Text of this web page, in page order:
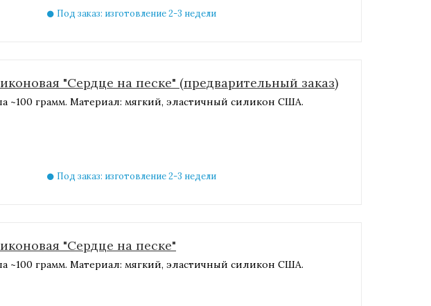
Под заказ: изготовление 2-3 недели
"Сердце на песке" (предварительный заказ)
~100 грамм. Материал: мягкий, эластичный силикон США.
Под заказ: изготовление 2-3 недели
"Сердце на песке"
~100 грамм. Материал: мягкий, эластичный силикон США.